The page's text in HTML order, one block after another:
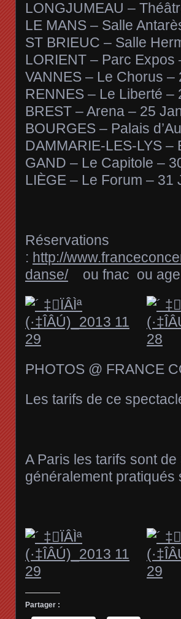
LONGJUMEAU –
LE MANS – Salle
ST BRIEUC – Salle
LORIENT – Parc
VANNES – Le Chorus
RENNES – Le Liberté –
BREST – Arena – 25
BOURGES – Palais
DAMMARIE-LES-LYS –
GAND – Le Capitole –
LIÈGE – Le Forum – 31
Réservations
: http://
danse/ou fnac ou
PHOTOS @ FRANCE
Les tarifs de ce
A Paris les tarifs sont
généralement pratiqués
Partager :